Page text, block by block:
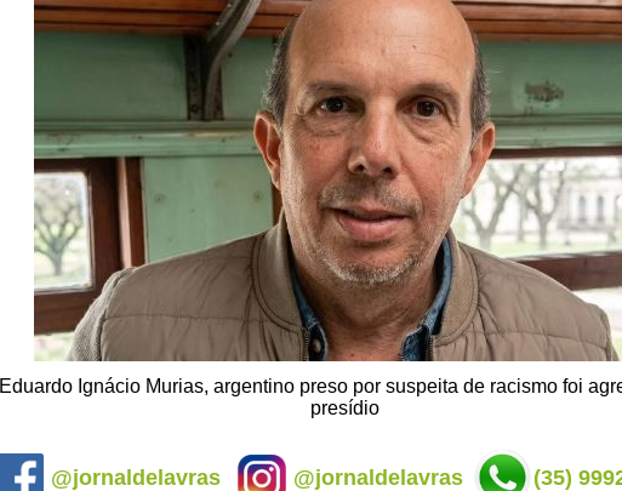
Eduardo Ignácio Murias, argentino preso por suspeita de racismo foi
presídio
@jornaldelavras @jornaldelavras (35)